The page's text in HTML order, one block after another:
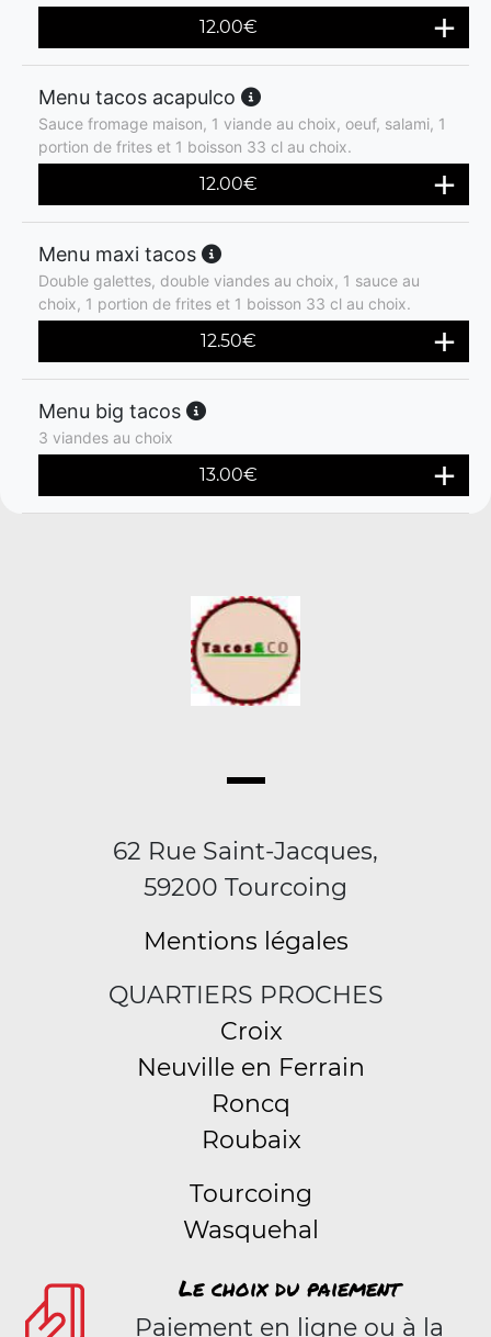
12.00€
Menu tacos acapulco
Sauce fromage maison, 1 viande au choix, oeuf, salami, 1
portion de frites et 1 boisson 33 cl au choix.
12.00€
Menu maxi tacos
Double galettes, double viandes au choix, 1 sauce au
choix, 1 portion de frites et 1 boisson 33 cl au choix.
12.50€
Menu big tacos
3 viandes au choix
13.00€
62 Rue Saint-Jacques,
59200 Tourcoing
Mentions légales
QUARTIERS PROCHES
Croix
Neuville en Ferrain
Roncq
Roubaix
Tourcoing
Wasquehal
Le choix du paiement
Paiement en ligne ou à la